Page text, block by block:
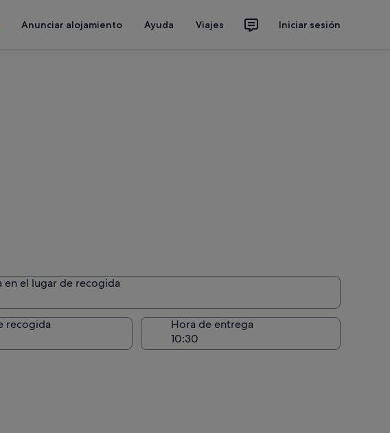
Anunciar alojamiento Ayuda Viajes Iniciar sesión
en el lugar de recogida
en el lugar de recogida
recogida Hora de entrega